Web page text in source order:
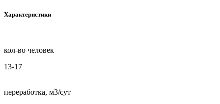
Характеристики
кол-во человек
13-17
переработка, м3/сут